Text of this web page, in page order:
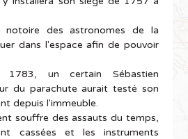
notoire des astronomes de la
dans l'espace afin de pouvoir
un certain Sébastien
du parachute aurait testé son
depuis l'immeuble.
souffre des assauts du temps,
cassées et les instruments